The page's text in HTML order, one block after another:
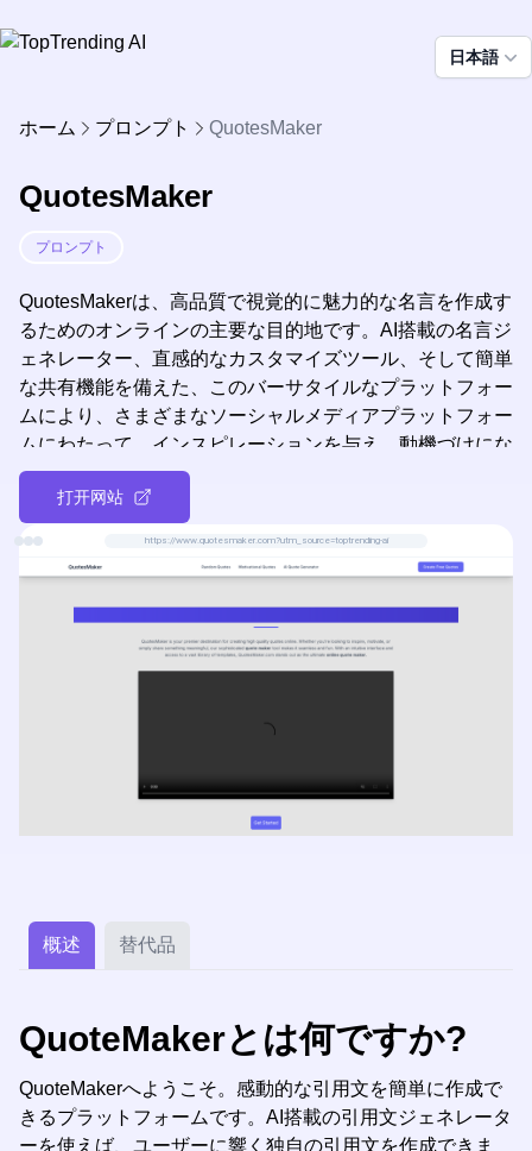
日本語
ホーム プロンプト QuotesMaker
QuotesMaker
プロンプト
QuotesMakerは、高品質で視覚的に魅力的な名言を作成す
るためのオンラインの主要な目的地です。AI搭載の名言ジ
ェネレーター、直感的なカスタマイズツール、そして簡単
な共有機能を備えた、このバーサタイルなプラットフォー
ムにより、さまざまなソーシャルメディアプラットフォー
ムにわたって、インスピレーションを与え、動機づけにな
り、意義のある名言を作成・配信することができます。
打开网站
https://www.quotesmaker.com?utm_source=toptrending-ai
概述 替代品
QuoteMakerとは何ですか?
QuoteMakerへようこそ。感動的な引用文を簡単に作成で
きるプラットフォームです。AI搭載の引用文ジェネレータ
ーを使えば、ユーザーに響く独自の引用文を作成できま